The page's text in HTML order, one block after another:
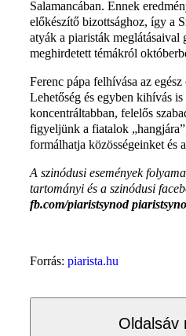
Salamancában. Ennek
előkészítő bizottsághoz, így a
atyák a piaristák meglátásaival
meghirdetett témákról
Ferenc pápa felhívása az
Lehetőség és egyben kihívás
koncentráltabban, felelős
figyeljünk a fiatalok
formálhatja közösségeinket és
A szinódusi események
tartományi és a szinódusi
fb.com/piaristsynod
Forrás: piarista.hu
Oldalsáv